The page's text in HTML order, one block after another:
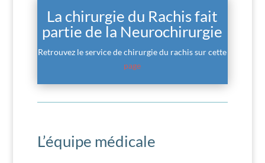
La chirurgie du Rachis fait
partie de la Neurochirurgie
Retrouvez le service de chirurgie du rachis sur cette
page
L’équipe médicale